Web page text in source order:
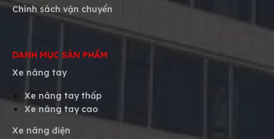
Chính sách vận chuyển
DANH MỤC SẢN PHẨM
Xe nâng tay
Xe nâng tay thấp
Xe nâng tay cao
Xe nâng điện